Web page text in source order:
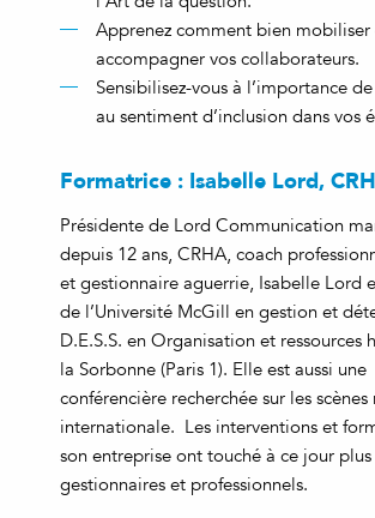
Apprenez comment bien mobiliser
accompagner vos collaborateurs.
Sensibilisez-vous à l’importance
au sentiment d’inclusion dans vos
Formatrice : Isabelle Lord,
Présidente de Lord Communication
depuis 12 ans, CRHA, coach
et gestionnaire aguerrie, Isabelle Lord
de l’Université McGill en gestion et
D.E.S.S. en Organisation et ressources
la Sorbonne (Paris 1). Elle est aussi une
conférencière recherchée sur les
internationale. Les interventions et
son entreprise ont touché à ce jour
gestionnaires et professionnels.